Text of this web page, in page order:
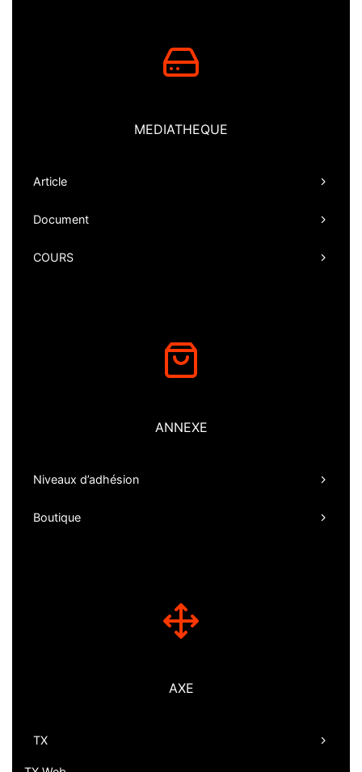
MEDIATHEQUE
Article
Document
COURS
ANNEXE
Niveaux d’adhésion
Boutique
AXE
TX